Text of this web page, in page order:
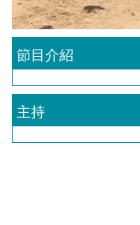
節目介紹
主持